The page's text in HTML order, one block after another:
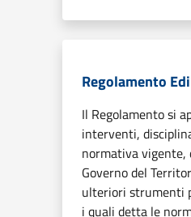
Regolamento
Il Regolamento si
interventi,
normativa vigente,
Governo del
ulteriori strumenti
i quali detta le